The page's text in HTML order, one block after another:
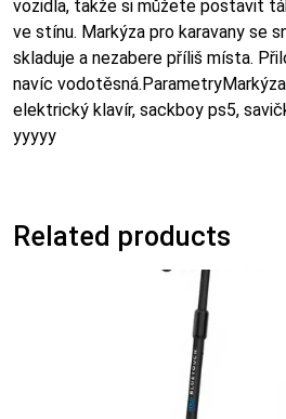
vozidla, takže si můžete postavit
ve stínu. Markýza pro karavany se
skladuje a nezabere příliš místa.
navíc
elektrický klavír, sackboy ps5,
yyyyy
Related products